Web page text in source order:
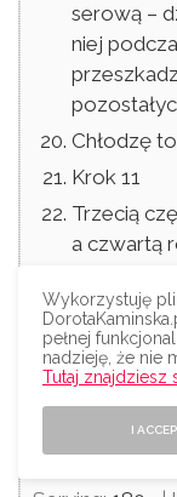
serową –
niej
Chłodzę
Krok 11
Trzecią
a czwartą
Krok 12
Obsypuję
dekoruję
z lukru
Wykorzystuję
pełnej
nadzieję, że nie
Tutaj znajdziesz
I